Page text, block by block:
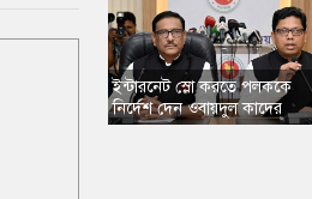
​ইন্টারনেট স্লো করতে পলককে
নির্দেশ দেন ওবায়দুল কাদের